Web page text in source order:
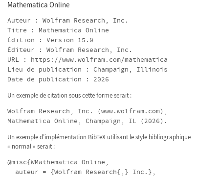
Mathematica Online
Auteur : Wolfram Research, Inc.
Titre : Mathematica Online
Édition : Version 15.0
Éditeur : Wolfram Research, Inc.
URL : https://www.wolfram.com/mathematica
Lieu de publication : Champaign, Illinois
Date de publication : 2026
Un exemple de citation sous cette forme serait :
Wolfram Research, Inc. (www.wolfram.com),
Mathematica Online, Champaign, IL (2026).
Un exemple d’implémentation BibTeX utilisant le style bibliographique
« normal » serait :
@misc{WMathematica Online,
auteur = {Wolfram Research{,} Inc.},